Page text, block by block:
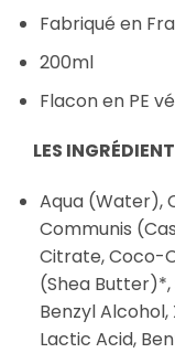
Fabriqué en
200ml
Flacon en PE
LES
Aqua (Water),
Communis
Citrate, Coco-
(Shea
Benzyl
Lactic Acid,